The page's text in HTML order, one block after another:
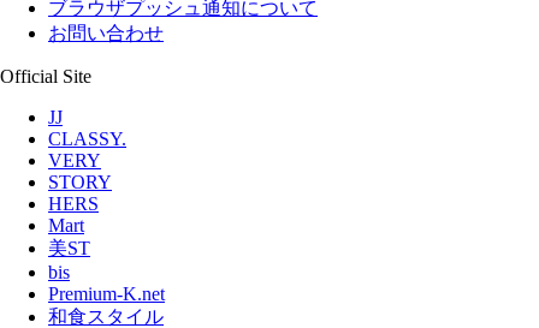
ブラウザプッシュ通知について
お問い合わせ
Official Site
JJ
CLASSY.
VERY
STORY
HERS
Mart
美ST
bis
Premium-K.net
和食スタイル